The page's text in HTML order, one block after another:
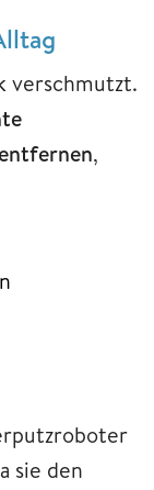
verschmutzt.
,
sie den